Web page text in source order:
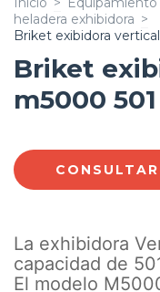
heladera exhibidora >
Briket exibidora
Briket
m5000
La exhibidora
capacidad de
El modelo